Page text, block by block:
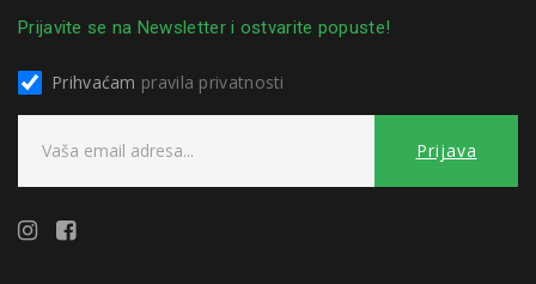
Prijavite se na Newsletter i ostvarite popuste!
Prihvaćam pravila privatnosti